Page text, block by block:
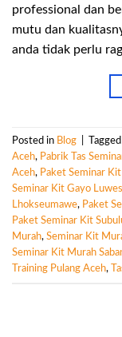
professional dan
mutu dan
anda tidak perlu
Posted in Blog Tagged
Aceh, Pabrik Tas
Aceh, Paket Seminar
Seminar Kit Gayo Luwes
Lhokseumawe, Paket
Paket Seminar Kit
Murah, Seminar Kit
Seminar Kit Murah
Training Pulang Aceh,